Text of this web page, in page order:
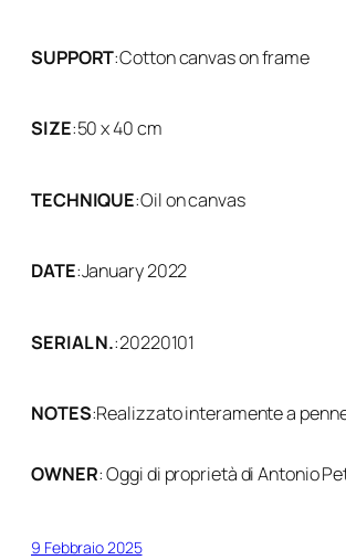
SUPPORT:Cotton canvas on frame
SIZE:50 x 40 cm
TECHNIQUE:Oil on canvas
DATE:January 2022
SERIAL N.:20220101
NOTES:Realizzato interamente a
OWNER: Oggi di proprietà di Antonio
9 Febbraio 2025